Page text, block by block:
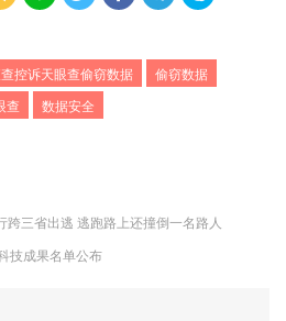
控诉天眼查偷窃数据
偷窃数据
查
数据安全
跨三省出逃 逃跑路上还撞倒一名路人
技成果名单公布